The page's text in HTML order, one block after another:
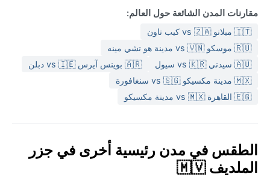
لتصل إلى ٨٠٪ أو أكثر. يجب على الزائر أن يحزم ملابس خفيفة
قطنية، واقياً من الشمس، ومظلة خفيفة للمطر، إضافة إلى
أحذية مقاومة للماء. الرياح الموسمية الجنوبية الغربية تجلب
معها بحاراً هائجة أحياناً، لكن العواصف نادراً ما تكون شديدة
لأن المالديف تقع بعيداً عن مسار الأعاصير المدارية.
أفضل فترة لزيارة ثينادو مناخياً هي بين ديسمبر وأبريل، حين
بالغطس ومشاهدة السلاحف وأسماك القرش الحوتي. في
شهري مايو ونوفمبر عند تقاطع الموسمين، قد تشهد العاصفة
المدارية أو الضباب الرطب الذي يغطي الأفق. لكن الجو العام
يبقى لطيفاً طوال العام، ولا داعي للقلق من برد قارس أو
مقارنات المدن الشائعة حول العالم:
🇮🇹 ميلانو vs 🇿🇦 كيب تاون
🇷🇺 موسكو vs 🇻🇳 مدينة هو تشي مينه
🇦🇺 سيدني vs 🇰🇷 سيول
🇦🇷 بوينس آيرس vs 🇮🇪 دبلن
🇲🇽 مدينة مكسيكو vs 🇸🇬 سنغافورة
🇪🇬 القاهرة vs 🇲🇽 مدينة مكسيكو
الطقس في مدن رئيسية أخرى في جزر
الملديف 🇲🇻